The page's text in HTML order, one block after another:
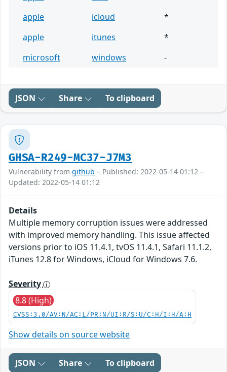
apple
icloud
*
apple
itunes
*
microsoft
windows -
JSON Share To clipboard
GHSA-R249-MC37-J7M3
Vulnerability from github – Published: 2022-05-14 01:12 –
Updated: 2022-05-14 01:12
Details
Multiple memory corruption issues were addressed
with improved memory handling. This issue affected
versions prior to iOS 11.4.1, tvOS 11.4.1, Safari 11.1.2,
iTunes 12.8 for Windows, iCloud for Windows 7.6.
Severity
8.8 (High)
CVSS:3.0/AV:N/AC:L/PR:N/UI:R/S:U/C:H/I:H/A:H
Show details on source website
JSON Share To clipboard